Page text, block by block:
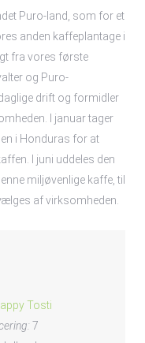
Puro-land, som for et
anden kaffeplantage i
fra vores første
og Puro-
drift og formidler
I januar tager
i Honduras for at
I juni uddeles den
miljøvenlige kaffe, til
af virksomheden.
Tosti
7